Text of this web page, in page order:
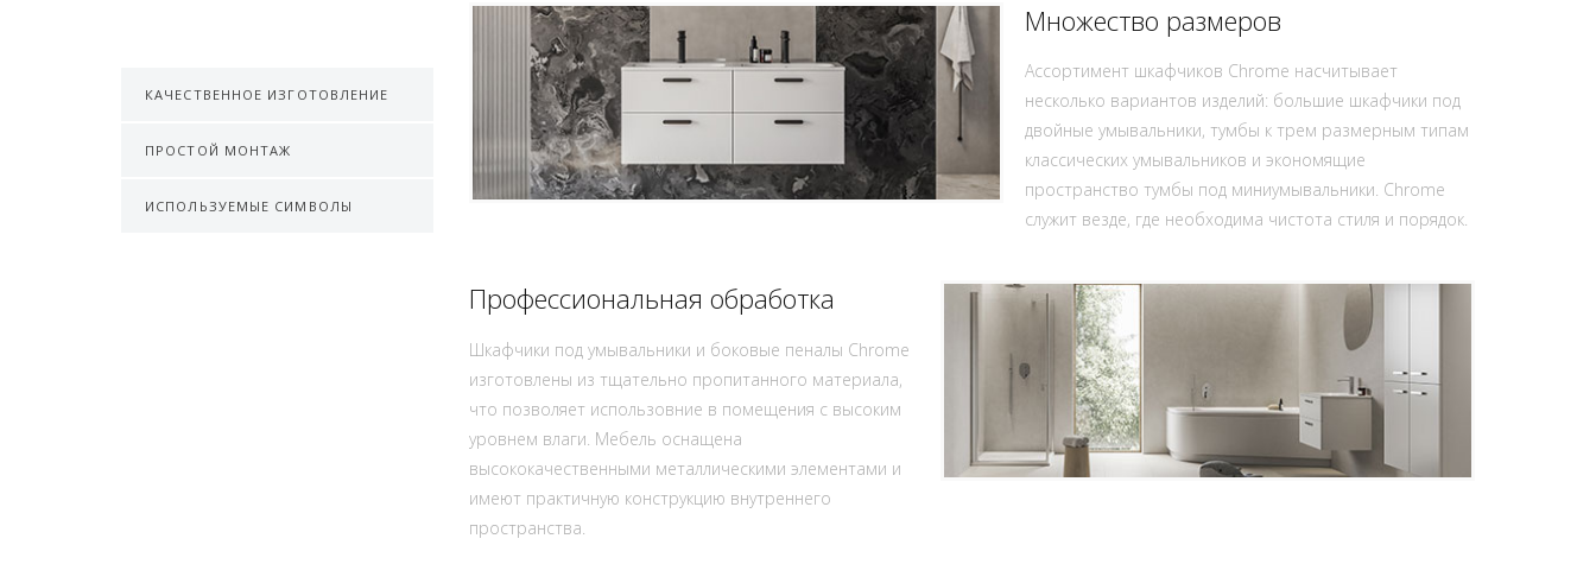
КАЧЕСТВЕННОЕ ИЗГОТОВЛЕНИЕ
ПРОСТОЙ МОНТАЖ
ИСПОЛЬЗУЕМЫЕ СИМВОЛЫ
Множество размеров
Ассортимент шкафчиков Chrome насчитывает
несколько вариантов изделий: большие шкафчики под
двойные умывальники, тумбы к трем размерным типам
классических умывальников и экономящие
пространство тумбы под миниумывальники. Chrome
служит везде, где необходима чистота стиля и порядок.
Профессиональная обработка
Шкафчики под умывальники и боковые пеналы Chrome
изготовлены из тщательно пропитанного материала,
что позволяет использовние в помещения с высоким
уровнем влаги. Мебель оснащена
высококачественными металлическими элементами и
имеют практичную конструкцию внутреннего
пространства.